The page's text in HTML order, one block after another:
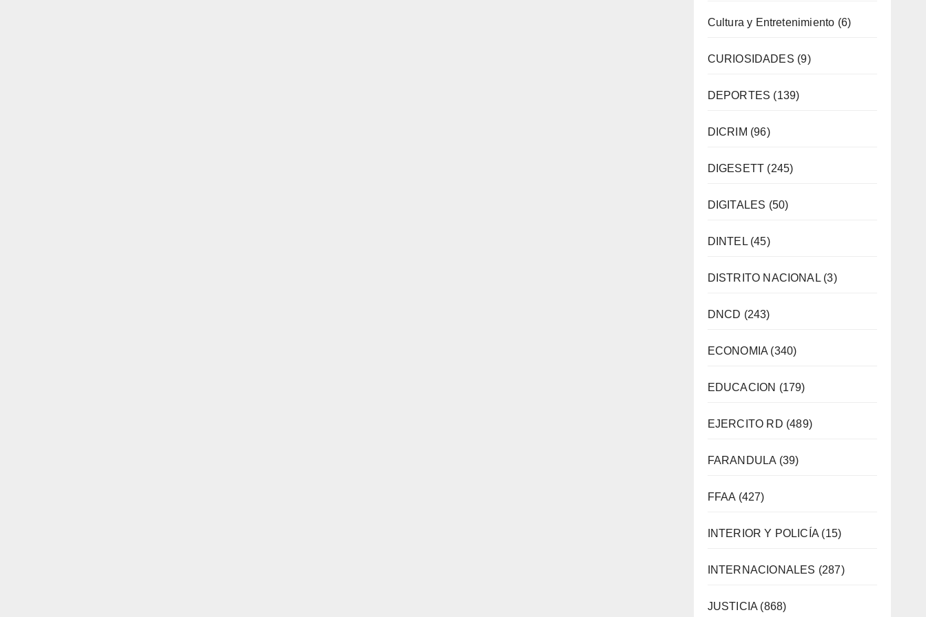
Cultura y Entretenimiento (6)
CURIOSIDADES (9)
DEPORTES (139)
DICRIM (96)
DIGESETT (245)
DIGITALES (50)
DINTEL(45)
DISTRITO NACIONAL(3)
DNCD (243)
ECONOMIA (340)
EDUCACION (179)
EJERCITO RD (489)
FARANDULA (39)
FFAA (427)
INTERIOR Y POLICÍA (15)
INTERNACIONALES (287)
JUSTICIA (868)